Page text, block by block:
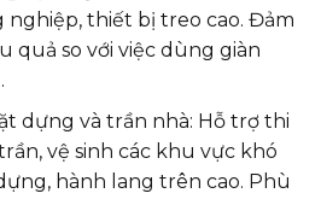
nghiệp, thiết bị treo cao. Đảm
quả so với việc dùng giàn
dựng và trần nhà: Hỗ trợ thi
vệ sinh các khu vực khó
hành lang trên cao. Phù